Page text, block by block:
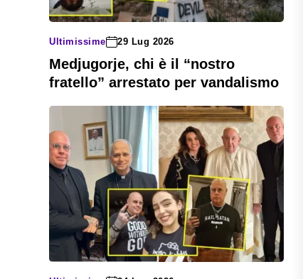
Ultimissime 29 Lug 2026
Medjugorje, chi è il “nostro
fratello” arrestato per vandalismo